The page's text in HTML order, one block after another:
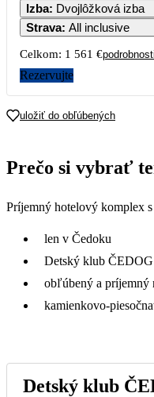
Izba: Dvojlôžková izba
Strava: All inclusive
Celkom: 1 561 €podrobnosti
Rezervujte
uložiť do obľúbených
Prečo si vybrať
Príjemný hotelový komplex
len v Čedoku
Detský klub
obľúbený a príjemný
kamienkovo-
Detský klub